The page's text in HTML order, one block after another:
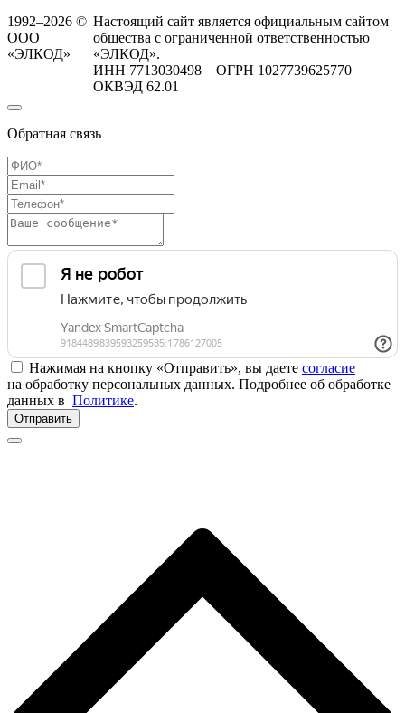
1992–2026 ©
ООО
«ЭЛКОД»
Настоящий сайт является официальным сайтом
общества с ограниченной ответственностью
«ЭЛКОД».
ИНН 7713030498 ОГРН 1027739625770
ОКВЭД 62.01
Обратная связь
Нажимая на кнопку «Отправить», вы даете согласие
на обработку персональных данных. Подробнее об обработке
данных в Политике.
Отправить